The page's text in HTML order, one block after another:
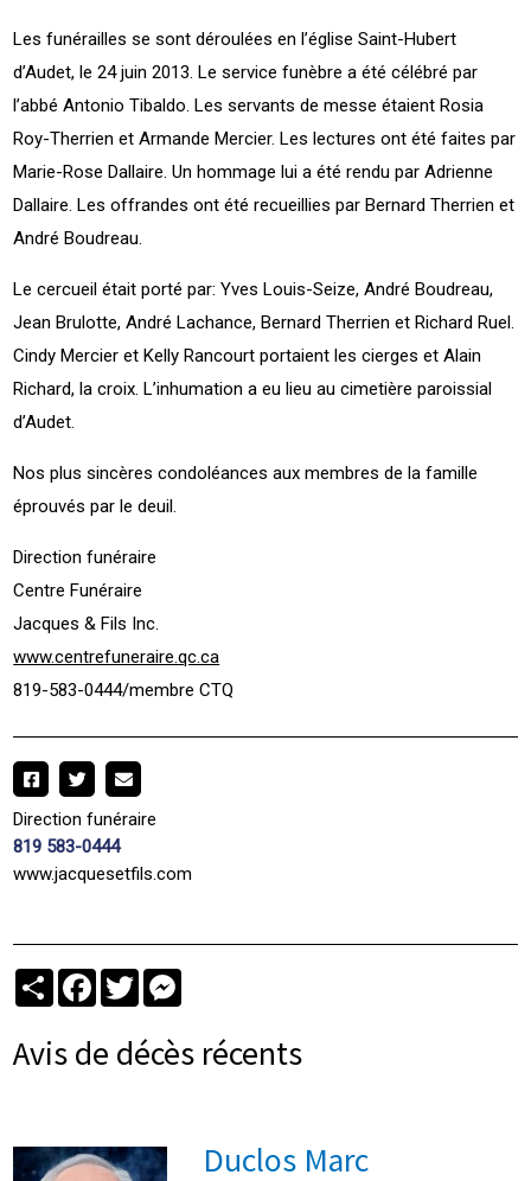
Les funérailles se sont déroulées en l’église Saint-Hubert
d’Audet, le 24 juin 2013. Le service funèbre a été célébré par
l’abbé Antonio Tibaldo. Les servants de messe étaient Rosia
Roy-Therrien et Armande Mercier. Les lectures ont été faites par
Marie-Rose Dallaire. Un hommage lui a été rendu par Adrienne
Dallaire. Les offrandes ont été recueillies par Bernard Therrien et
André Boudreau.
Le cercueil était porté par: Yves Louis-Seize, André Boudreau,
Jean Brulotte, André Lachance, Bernard Therrien et Richard Ruel.
Cindy Mercier et Kelly Rancourt portaient les cierges et Alain
Richard, la croix. L’inhumation a eu lieu au cimetière paroissial
d’Audet.
Nos plus sincères condoléances aux membres de la famille
éprouvés par le deuil.
Direction funéraire
Centre Funéraire
Jacques & Fils Inc.
www.centrefuneraire.qc.ca
819-583-0444/membre CTQ
Direction funéraire
819 583-0444
www.jacquesetfils.com
PartagerFacebook
Twitter
Avis de décès récents
Duclos Marc